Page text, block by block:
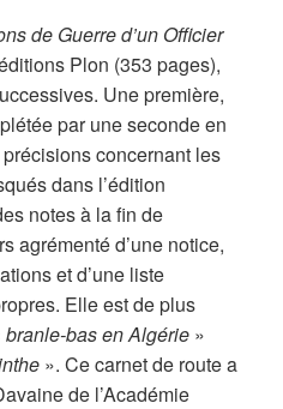
de Guerre d’un Officier
Plon (353 pages),
Une première,
par une seconde en
concernant les
dans l’édition
notes à la fin de
agrémenté d’une notice,
et d’une liste
Elle est de plus
branle-bas en Algérie »
». Ce carnet de route a
de l’Académie